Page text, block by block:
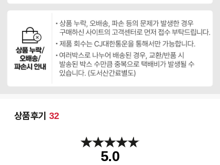
상품후기 32
5.0